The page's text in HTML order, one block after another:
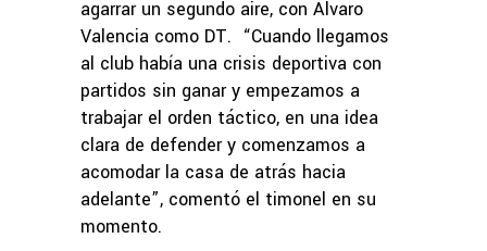
agarrar un segundo aire, con Álvaro
Valencia como DT. “Cuando llegamos
al club había una crisis deportiva con
partidos sin ganar y empezamos a
trabajar el orden táctico, en una idea
clara de defender y comenzamos a
acomodar la casa de atrás hacia
adelante”, comentó el timonel en su
momento.